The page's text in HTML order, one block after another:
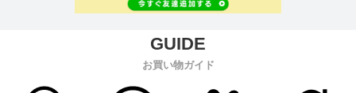
お買い物ガイド